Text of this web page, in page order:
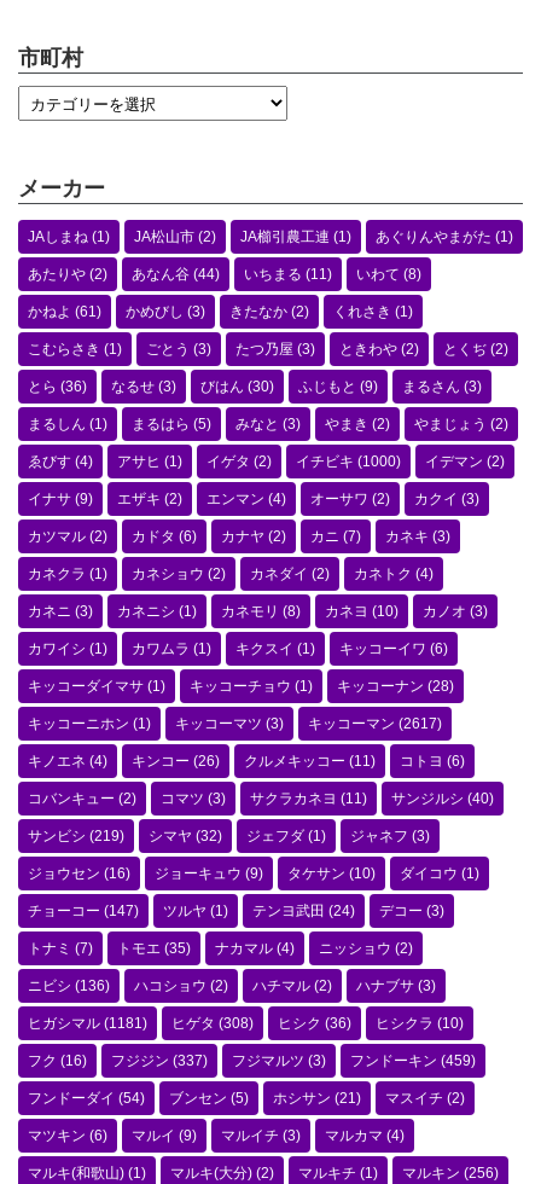
市町村
メーカー
JAしまね (1) JA松山市 (2) JA櫛引農工連 (1) あぐりんやまがた (1)
あたりや (2) あなん谷 (44) いちまる (11) いわて (8)
かねよ (61) かめびし (3) きたなか (2) くれさき (1)
こむらさき (1) ごとう (3) たつ乃屋 (3) ときわや (2) とくぢ (2)
とら (36) なるせ (3) びはん (30) ふじもと (9) まるさん (3)
まるしん (1) まるはら (5) みなと (3) やまき (2) やまじょう (2)
ゑびす (4) アサヒ (1) イゲタ (2) イチビキ (1000) イデマン (2)
イナサ (9) エザキ (2) エンマン (4) オーサワ (2) カクイ (3)
カツマル (2) カドタ (6) カナヤ (2) カニ (7) カネキ (3)
カネクラ (1) カネショウ (2) カネダイ (2) カネトク (4)
カネニ (3) カネニシ (1) カネモリ (8) カネヨ (10) カノオ (3)
カワイシ (1) カワムラ (1) キクスイ (1) キッコーイワ (6)
キッコーダイマサ (1) キッコーチョウ (1) キッコーナン (28)
キッコーニホン (1) キッコーマツ (3) キッコーマン (2617)
キノエネ (4) キンコー (26) クルメキッコー (11) コトヨ (6)
コバンキュー (2) コマツ (3) サクラカネヨ (11) サンジルシ (40)
サンビシ (219) シマヤ (32) ジェフダ (1) ジャネフ (3)
ジョウセン (16) ジョーキュウ (9) タケサン (10) ダイコウ (1)
チョーコー (147) ツルヤ (1) テンヨ武田 (24) デコー (3)
トナミ (7) トモエ (35) ナカマル (4) ニッショウ (2)
ニビシ (136) ハコショウ (2) ハチマル (2) ハナブサ (3)
ヒガシマル (1181) ヒゲタ (308) ヒシク (36) ヒシクラ (10)
フク (16) フジジン (337) フジマルツ (3) フンドーキン (459)
フンドーダイ (54) ブンセン (5) ホシサン (21) マスイチ (2)
マツキン (6) マルイ (9) マルイチ (3) マルカマ (4)
マルキ(和歌山) (1) マルキ(大分) (2) マルキチ (1) マルキン (256)